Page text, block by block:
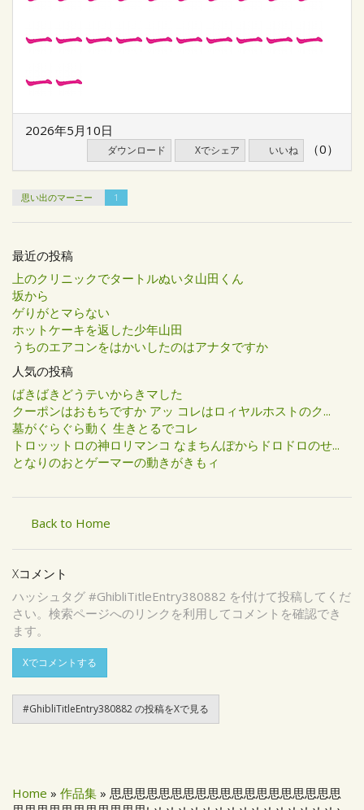
2026年5月10日
ダウンロード Xでシェア いいね （0）
思い出のマーニー 1
最近の投稿
上のクリニックでタートルぬいタ山田くん
坂から
ゲりがとマらない
ホットケーキを返した少年山田
うちのエアコンをはかいしたのはアナタですか
人気の投稿
ばきばきどうテいからきマした
クーポンはおもちですか アッ コレはロィヤルホストのク...
墓がぐらぐら動く 生きとるでコレ
トロッットロの神ロリマンコ なまちんぽからドロドロのせ...
となりのおとゲーマーの動きがきもィ
Back to Home
Xコメント
ハッシュタグ #GhibliTitleEntry380882 を付けて投稿してくだ
さい。検索ページへのリンクを利用してコメントを確認でき
ます。
Xでコメントする
#GhibliTitleEntry380882 の投稿をXで見る
Home » 作品集 » 思思思思思思思思思思思思思思思思思思思